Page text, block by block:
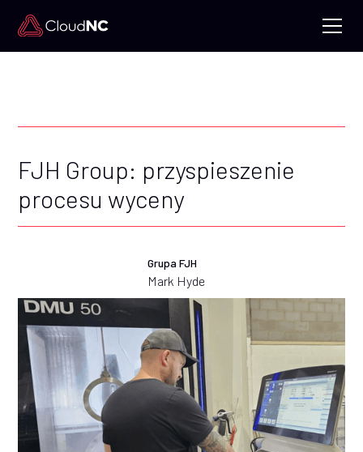
FJH Group: przyspieszenie
procesu wyceny
Grupa FJH
Mark Hyde